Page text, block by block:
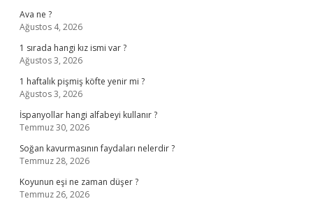
Ava ne ?
Ağustos 4, 2026
1 sırada hangi kız ismi var ?
Ağustos 3, 2026
1 haftalık pişmiş köfte yenir mi ?
Ağustos 3, 2026
İspanyollar hangi alfabeyi kullanır ?
Temmuz 30, 2026
Soğan kavurmasının faydaları nelerdir ?
Temmuz 28, 2026
Koyunun eşi ne zaman düşer ?
Temmuz 26, 2026